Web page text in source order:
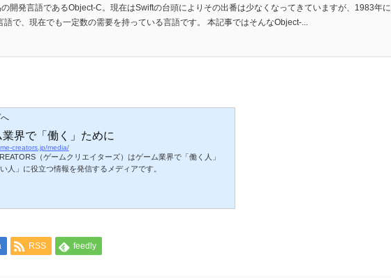
開発言語であるObject-C。現在はSwiftの台頭によりその出番は少なくなってきていますが、1983年
語で、現在でも一定数の需要を持っている言語です。 本記事ではそんなObject-...
界で「働く」ために
creators.jp/media/
（ゲームクリエイターズ）はゲーム業界で「働く人」
い人」に役立つ情報を発信するメディアです。
RSS feedly